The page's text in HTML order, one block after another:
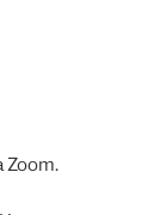
Zoom.